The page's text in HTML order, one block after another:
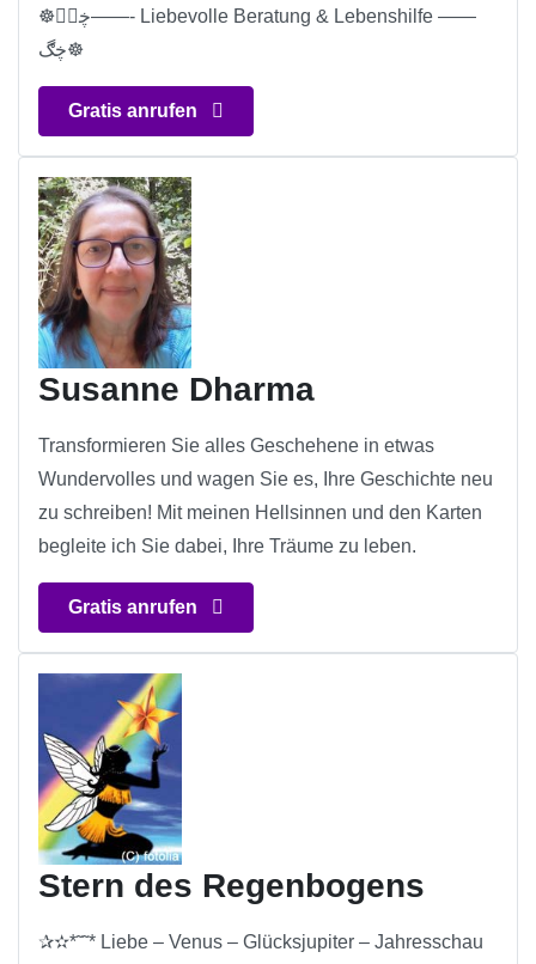
☸ڿڰۣ——- Liebevolle Beratung & Lebenshilfe ——
ڿڰ☸
Gratis anrufen
Susanne Dharma
Transformieren Sie alles Geschehene in etwas
Wundervolles und wagen Sie es, Ihre Geschichte neu
zu schreiben! Mit meinen Hellsinnen und den Karten
begleite ich Sie dabei, Ihre Träume zu leben.
Gratis anrufen
Stern des Regenbogens
✰✫*˜˜* Liebe – Venus – Glücksjupiter – Jahresschau